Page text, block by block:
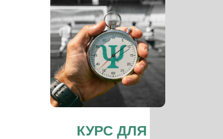
КУРС ДЛЯ